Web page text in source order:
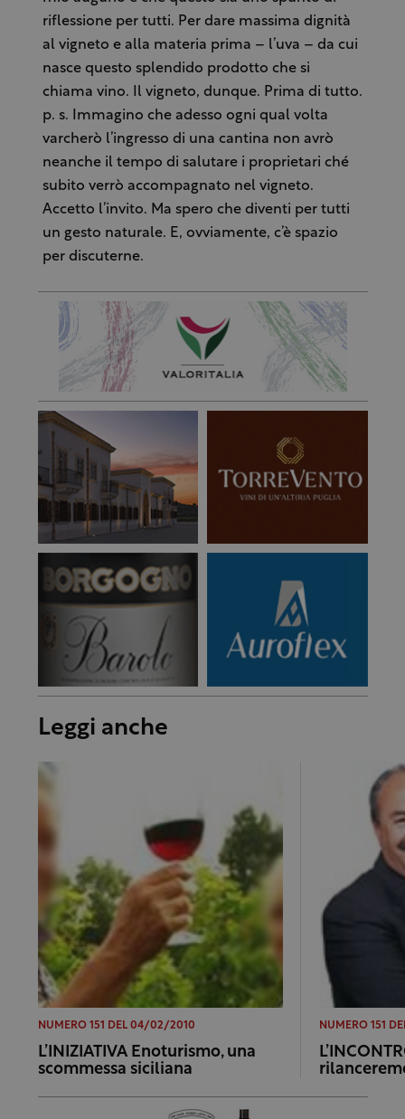
riflessione per tutti. Per dare massima dignità
al vigneto e alla materia prima – l’uva – da cui
nasce questo splendido prodotto che si
chiama vino. Il vigneto, dunque. Prima di tutto.
p. s. Immagino che adesso ogni qual volta
varcherò l’ingresso di una cantina non avrò
neanche il tempo di salutare i proprietari ché
subito verrò accompagnato nel vigneto.
Accetto l’invito. Ma spero che diventi per tutti
un gesto naturale. E, ovviamente, c’è spazio
per discuterne.
Leggi anche
NUMERO 151 DEL 04/02/2010
L’INIZIATIVA Enoturismo, una
scommessa siciliana
NUMERO 151